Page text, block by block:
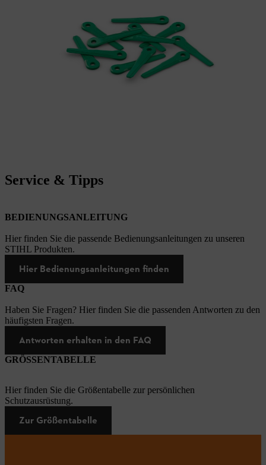
Service & Tipps
BEDIENUNGSANLEITUNG
Hier finden Sie die passende Bedienungsanleitungen zu unseren
STIHL Produkten.
Hier Bedienungsanleitungen finden
FAQ
Haben Sie Fragen? Hier finden Sie die passenden Antworten zu den
häufigsten Fragen.
Antworten erhalten in den FAQ
GRÖSSENTABELLE
Hier finden Sie die Größentabelle zur persönlichen
Schutzausrüstung.
Zur Größentabelle